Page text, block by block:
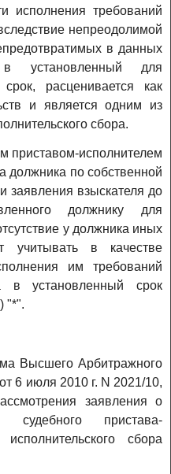
исполнения требований
непреодолимой
в данных
в установленный для
расценивается как
и является одним из
сбора.
приставом-исполнителем
должника по собственной
заявления взыскателя до
должнику для
у должника иных
учитывать в качестве
им требований
в установленный срок
"*".
Высшего Арбитражного
6 июля 2010 г. N 2021/10,
заявления о
судебного пристава-
сбора